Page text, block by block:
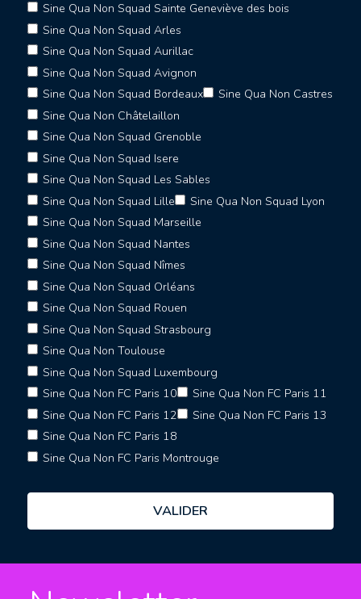
Sine Qua Non Squad Sainte Geneviève des bois
Sine Qua Non Squad Arles
Sine Qua Non Squad Aurillac
Sine Qua Non Squad Avignon
Sine Qua Non Squad Bordeaux
Sine Qua Non Castres
Sine Qua Non Châtelaillon
Sine Qua Non Squad Grenoble
Sine Qua Non Squad Isere
Sine Qua Non Squad Les Sables
Sine Qua Non Squad Lille
Sine Qua Non Squad Lyon
Sine Qua Non Squad Marseille
Sine Qua Non Squad Nantes
Sine Qua Non Squad Nîmes
Sine Qua Non Squad Orléans
Sine Qua Non Squad Rouen
Sine Qua Non Squad Strasbourg
Sine Qua Non Toulouse
Sine Qua Non Squad Luxembourg
Sine Qua Non FC Paris 10
Sine Qua Non FC Paris 11
Sine Qua Non FC Paris 12
Sine Qua Non FC Paris 13
Sine Qua Non FC Paris 18
Sine Qua Non FC Paris Montrouge